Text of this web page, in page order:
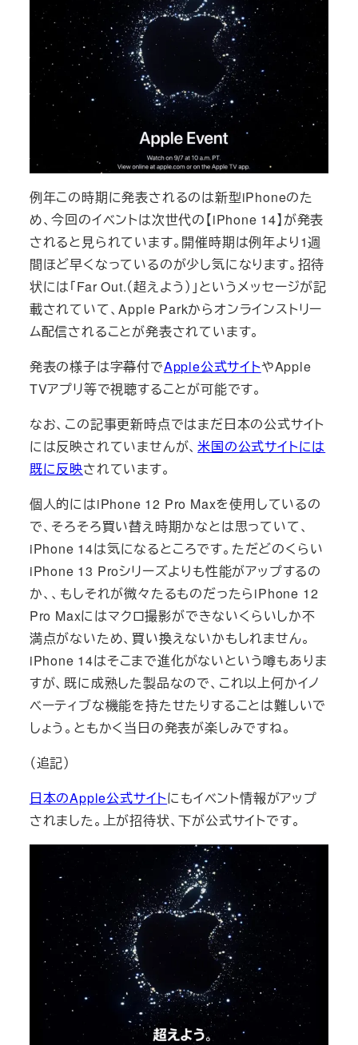
例年この時期に発表されるのは新型iPhoneのた
め、今回のイベントは次世代の【iPhone 14】が発表
されると見られています。開催時期は例年より1週
間ほど早くなっているのが少し気になります。招待
状には「Far Out.（超えよう）」というメッセージが記
載されていて、Apple Parkからオンラインストリー
ム配信されることが発表されています。
発表の様子は字幕付でApple公式サイトやApple
TVアプリ等で視聴することが可能です。
なお、この記事更新時点ではまだ日本の公式サイト
には反映されていませんが、米国の公式サイトには
既に反映されています。
個人的にはiPhone 12 Pro Maxを使用しているの
で、そろそろ買い替え時期かなとは思っていて、
iPhone 14は気になるところです。ただどのくらい
iPhone 13 Proシリーズよりも性能がアップするの
か、、もしそれが微々たるものだったらiPhone 12
Pro Maxにはマクロ撮影ができないくらいしか不
満点がないため、買い換えないかもしれません。
iPhone 14はそこまで進化がないという噂もありま
すが、既に成熟した製品なので、これ以上何かイノ
ベーティブな機能を持たせたりすることは難しいで
しょう。ともかく当日の発表が楽しみですね。
（追記）
日本のApple公式サイトにもイベント情報がアップ
されました。上が招待状、下が公式サイトです。